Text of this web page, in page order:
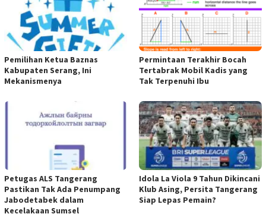
Pemilihan Ketua Baznas
Kabupaten Serang, Ini
Mekanismenya
Permintaan Terakhir Bocah
Tertabrak Mobil Kadis yang
Tak Terpenuhi Ibu
Petugas ALS Tangerang
Pastikan Tak Ada Penumpang
Jabodetabek dalam
Kecelakaan Sumsel
Idola La Viola 9 Tahun Dikincani
Klub Asing, Persita Tangerang
Siap Lepas Pemain?